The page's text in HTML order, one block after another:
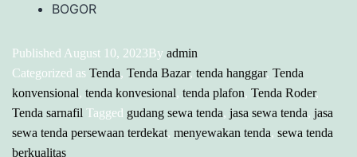
BOGOR
Published August 10, 2023By admin
Categorized as Tenda, Tenda Bazar, tenda hanggar, Tenda
konvensional, tenda konvesional, tenda plafon, Tenda Roder,
Tenda sarnafil Tagged gudang sewa tenda, jasa sewa tenda, jasa
sewa tenda persewaan terdekat, menyewakan tenda, sewa tenda
berkualitas